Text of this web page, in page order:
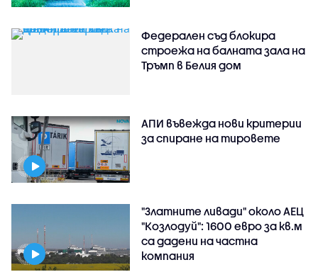
Федерален съд блокира
строежа на балната зала на
Тръмп в Белия дом
АПИ въвежда нови критерии
за спиране на тировете
"Златните ливади" около АЕЦ
"Козлодуй": 1600 евро за кв.м
са дадени на частна
компания